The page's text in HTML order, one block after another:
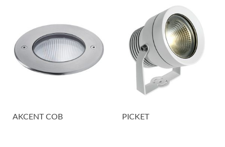
AKCENT COB PICKET